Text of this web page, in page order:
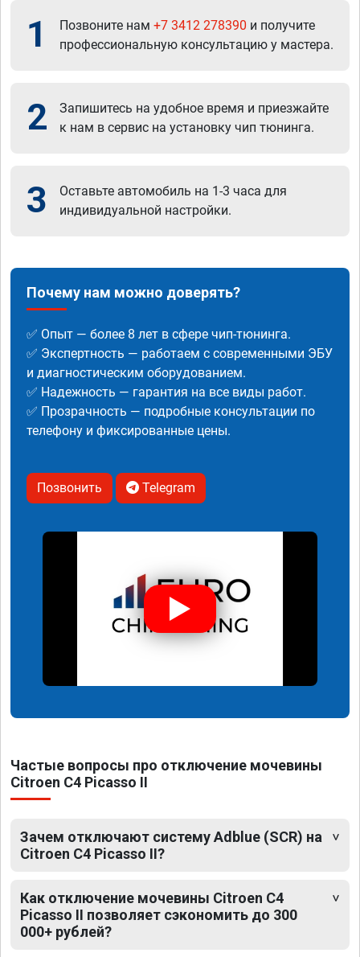
1 Позвоните нам +7 3412 278390 и получите
профессиональную консультацию у мастера.
2
Запишитесь на удобное время и приезжайте
к нам в сервис на установку чип тюнинга.
3
Оставьте автомобиль на 1-3 часа для
индивидуальной настройки.
Почему нам можно доверять?
✅ Опыт — более 8 лет в сфере чип-тюнинга.
✅ Экспертность — работаем с современными ЭБУ
и диагностическим оборудованием.
✅ Надежность — гарантия на все виды работ.
✅ Прозрачность — подробные консультации по
телефону и фиксированные цены.
Позвонить Telegram
Частые вопросы про отключение мочевины
Citroen C4 Picasso II
Зачем отключают систему Adblue (SCR) на
Citroen C4 Picasso II?
Как отключение мочевины Citroen C4
Picasso II позволяет сэкономить до 300
000+ рублей?